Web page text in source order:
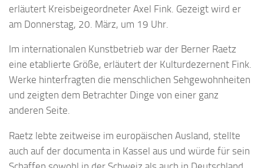
erläutert Kreisbeigeordneter Axel Fink. Gezeigt wird er
am Donnerstag, 20. März, um 19 Uhr.
Im internationalen Kunstbetrieb war der Berner Raetz
eine etablierte Größe, erläutert der Kulturdezernent Fink.
Werke hinterfragten die menschlichen Sehgewohnheiten
und zeigten dem Betrachter Dinge von einer ganz
anderen Seite.
Raetz lebte zeitweise im europäischen Ausland, stellte
auch auf der documenta in Kassel aus und würde für sein